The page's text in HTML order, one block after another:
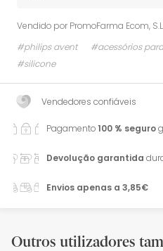
Vendido por PromoFarma Ecom,
#philips avent
#acessórios
#silicone
Vendedores confiáveis
Pagamento100 % seguro
Devolução garantida
Envios apenas a 3,85€
Outros utilizadores